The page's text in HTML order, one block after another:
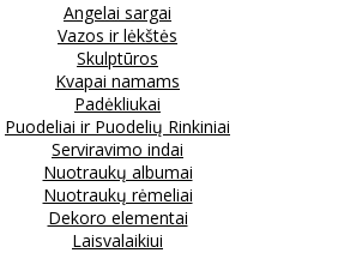
Angelai sargai
Vazos ir lėkštės
Skulptūros
Kvapai namams
Padėkliukai
Puodeliai ir Puodelių Rinkiniai
Serviravimo indai
Nuotraukų albumai
Nuotraukų rėmeliai
Dekoro elementai
Laisvalaikiui